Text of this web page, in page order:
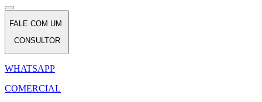
FALE COM UM
CONSULTOR
WHATSAPP
COMERCIAL